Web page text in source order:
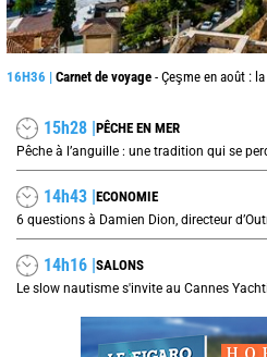
16H36 | Carnet de voyage - Çeşme en août : la station
15h28 |PÊCHE EN MER
Pêche à l’anguille : une tradition qui se
14h43 |ECONOMIE
6 questions à Damien Dion, directeur
14h16 |SALONS